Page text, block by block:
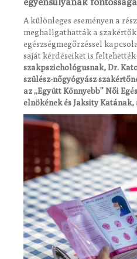
A különleges eseményen a
meghallgathatták a
egészségmegőrzéssel
saját kérdéseiket is feltehették
szakpszichológusnak, Dr.
szülész-nőgyógyász
az „Együtt Könnyebb” Női
elnökének és Jaksity